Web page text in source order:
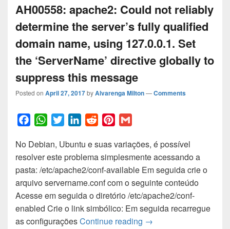
AH00558: apache2: Could not reliably
determine the server’s fully qualified
domain name, using 127.0.0.1. Set
the ‘ServerName’ directive globally to
suppress this message
Posted on April 27, 2017byAlvarenga Milton—Comments
c
e
b
o
o
k
W
a
t
s
A
p
p
i
t
t
e
r
n
k
e
d
I
n
R
d
d
i
t
n
t
e
r
e
s
t
a
i
l
No Debian, Ubuntu e suas variações, é possível
resolver este problema simplesmente acessando a
pasta: /etc/apache2/conf-available Em seguida crie o
arquivo servername.conf com o seguinte conteúdo
Acesse em seguida o diretório /etc/apache2/conf-
enabled Crie o link simbólico: Em seguida recarregue
as configuraçõesContinue reading AH00558: apache2:
→